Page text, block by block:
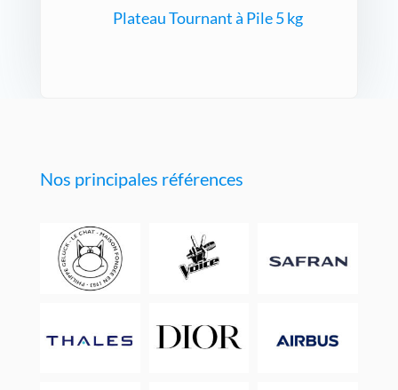
Plateau Tournant à Pile 5 kg
Nos principales références